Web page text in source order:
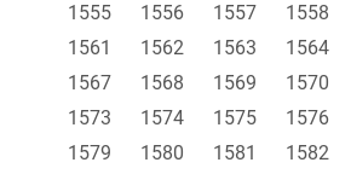
1555
1556 1557 1558
1561
1562 1563 1564
1567
1568 1569 1570
1573
1574 1575 1576
1579
1580 1581 1582